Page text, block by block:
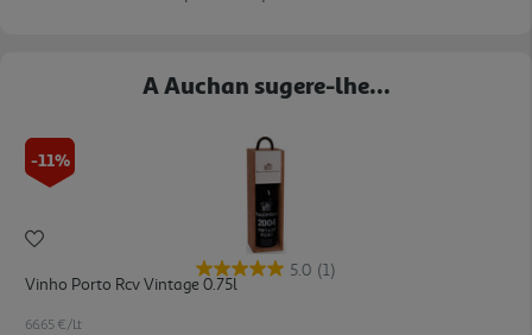
A Auchan sugere-lhe...
-11%
5.0 (1)
Vinho Porto Rcv Vintage 0.75l
66.65 €/Lt